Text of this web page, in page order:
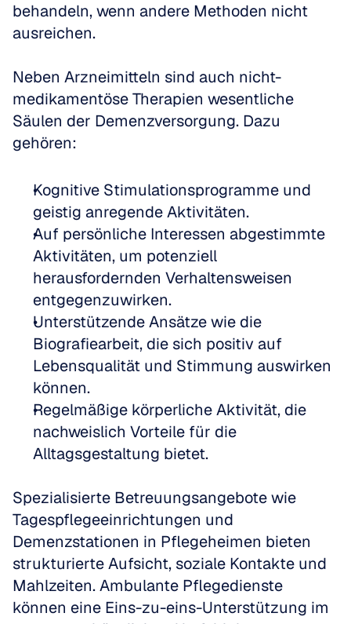
behandeln, wenn andere Methoden nicht
ausreichen.
Neben Arzneimitteln sind auch nicht-
medikamentöse Therapien wesentliche
Säulen der Demenzversorgung. Dazu
gehören:
Kognitive Stimulationsprogramme und
geistig anregende Aktivitäten.
Auf persönliche Interessen abgestimmte
Aktivitäten, um potenziell
herausfordernden Verhaltensweisen
entgegenzuwirken.
Unterstützende Ansätze wie die
Biografiearbeit, die sich positiv auf
Lebensqualität und Stimmung auswirken
können.
Regelmäßige körperliche Aktivität, die
nachweislich Vorteile für die
Alltagsgestaltung bietet.
Spezialisierte Betreuungsangebote wie
Tagespflegeeinrichtungen und
Demenzstationen in Pflegeheimen bieten
strukturierte Aufsicht, soziale Kontakte und
Mahlzeiten. Ambulante Pflegedienste
können eine Eins-zu-eins-Unterstützung im